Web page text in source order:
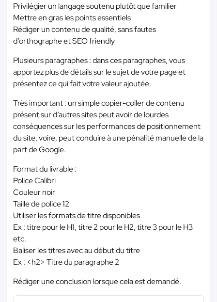
Privilégier un langage soutenu plutôt que familier
Mettre en gras les points essentiels
Rédiger un contenu de qualité, sans fautes
d’orthographe et SEO friendly
Plusieurs paragraphes : dans ces paragraphes, vous
apportez plus de détails sur le sujet de votre page et
présentez ce qui fait votre valeur ajoutée.
Très important : un simple copier-coller de contenu
présent sur d’autres sites peut avoir de lourdes
conséquences sur les performances de positionnement
du site, voire, peut conduire à une pénalité manuelle de la
part de Google.
Format du livrable :
Police Calibri
Couleur noir
Taille de police 12
Utiliser les formats de titre disponibles
Ex : titre pour le H1, titre 2 pour le H2, titre 3 pour le H3
etc.
Baliser les titres avec au début du titre
Ex : <h2> Titre du paragraphe 2
Rédiger une conclusion lorsque cela est demandé.